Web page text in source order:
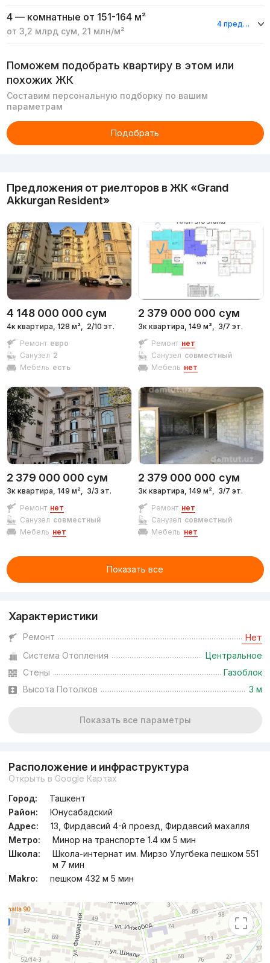
4 — комнатные от 151-164 м²
от 3,2 млрд сум 21 млн/м²
4 предложения
Поможем подобрать квартиру в этом или
похожих ЖК
Составим персональную подборку по вашим
параметрам
Подобрать
Предложения от риелторов в ЖК «Grand
Akkurgan Resident»
4 148 000 000 сум
4к квартира, 128 м², 2/10 эт.
Ремонт евро
Санузел 2
Мебель есть
2 379 000 000 сум
3к квартира, 149 м², 3/7 эт.
Ремонт нет
Санузел совместный
Мебель нет
2 379 000 000 сум
3к квартира, 149 м²,
3/3 эт.
Ремонт нет
Санузел совместный
Мебель нет
2 379 000 000 сум
3к квартира, 149 м²,
3/7 эт.
Ремонт нет
Санузел совместный
Мебель нет
Показать все
Характеристики
Ремонт Нет
Система Отопления
Центральное
Стены
Газоблок
Высота Потолков
3 м
Показать все параметры
Расположение и инфраструктура
Открыть в Google Картах
Город:
Ташкент
Район:
Юнусабадский
Адрес:
13, Фирдавсий 4-й проезд, Фирдавсий махалля
Метро:
Минор на транспорте 1.4 км 5 мин
Школа:
Школа-интернат им. Мирзо Улугбека пешком 551
м 7 мин
Makro:
пешком 432 м 5 мин